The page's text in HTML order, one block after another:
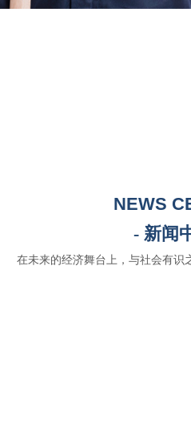
NEWS
- 新闻
在未来的经济舞台上，与社会有识